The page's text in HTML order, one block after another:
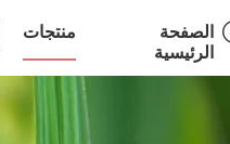
الصفحة
الرئيسية
منتجات